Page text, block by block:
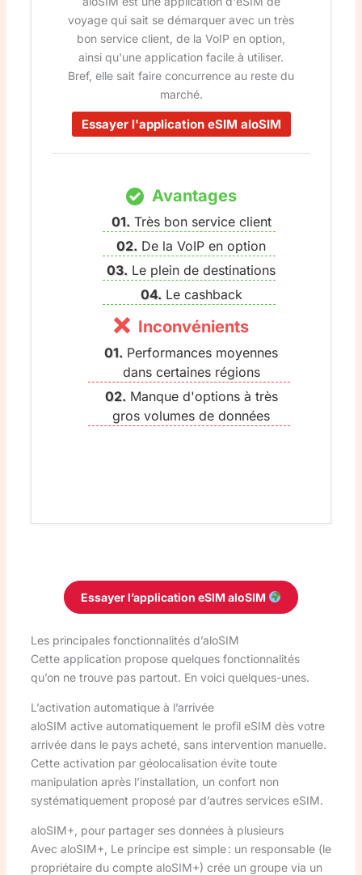
voyage qui sait se démarquer avec un très
bon service client, de la VoIP en option,
ainsi qu'une application facile à utiliser.
Bref, elle sait faire concurrence au reste du
marché.
Essayer l'application eSIM aloSIM
Avantages
Très bon service client
De la VoIP en option
Le plein de destinations
Le cashback
Inconvénients
Performances moyennes
dans certaines régions
Manque d'options à très
gros volumes de données
Essayer l’application eSIM aloSIM
Les principales fonctionnalités d’aloSIM
Cette application propose quelques fonctionnalités
qu’on ne trouve pas partout. En voici quelques-unes.
L’activation automatique à l’arrivée
aloSIM active automatiquement le profil eSIM dès votre
arrivée dans le pays acheté, sans intervention manuelle.
Cette activation par géolocalisation évite toute
manipulation après l’installation, un confort non
systématiquement proposé par d’autres services eSIM.
aloSIM+, pour partager ses données à plusieurs
Avec aloSIM+, Le principe est simple : un responsable (le
propriétaire du compte aloSIM+) crée un groupe via un